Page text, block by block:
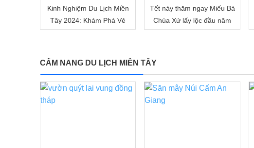
Kinh Nghiệm Du Lịch Miền
Tây 2024: Khám Phá Vẻ
Tết này thăm ngay Miếu Bà
Chùa Xứ lấy lộc đầu năm
CẨM NANG DU LỊCH MIỀN TÂY